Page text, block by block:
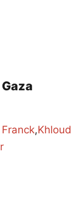
,Khloud